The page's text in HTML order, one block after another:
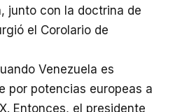
junto con la doctrina de
el Corolario de
Venezuela es
por potencias europeas a
Entonces, el presidente